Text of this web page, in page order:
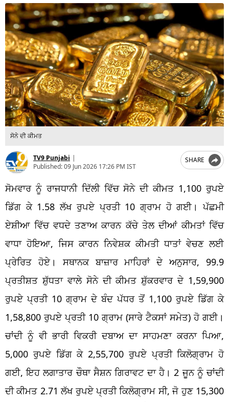
ਸੋਨੇ ਦੀ ਕੀਮਤ
TV9 Punjabi |
Published:09 Jun 2026 17:26 PM IST
SHARE
ਸੋਮਵਾਰ ਨੂੰ ਰਾਜਧਾਨੀ ਦਿੱਲੀ ਵਿੱਚ ਸੋਨੇ ਦੀ ਕੀਮਤ 1,100 ਰੁਪਏ
ਡਿੱਗ ਕੇ 1.58 ਲੱਖ ਰੁਪਏ ਪ੍ਰਤੀ 10 ਗ੍ਰਾਮ ਹੋ ਗਈ। ਪੱਛਮੀ
ਏਸ਼ੀਆ ਵਿੱਚ ਵਧਦੇ ਤਣਾਅ ਕਾਰਨ ਕੱਚੇ ਤੇਲ ਦੀਆਂ ਕੀਮਤਾਂ ਵਿੱਚ
ਵਾਧਾ ਹੋਇਆ, ਜਿਸ ਕਾਰਨ ਨਿਵੇਸ਼ਕ ਕੀਮਤੀ ਧਾਤਾਂ ਵੇਚਣ ਲਈ
ਪ੍ਰੇਰਿਤ ਹੋਏ। ਸਥਾਨਕ ਬਾਜ਼ਾਰ ਮਾਹਿਰਾਂ ਦੇ ਅਨੁਸਾਰ, 99.9
ਪ੍ਰਤੀਸ਼ਤ ਸ਼ੁੱਧਤਾ ਵਾਲੇ ਸੋਨੇ ਦੀ ਕੀਮਤ ਸ਼ੁੱਕਰਵਾਰ ਦੇ 1,59,900
ਰੁਪਏ ਪ੍ਰਤੀ 10 ਗ੍ਰਾਮ ਦੇ ਬੰਦ ਪੱਧਰ ਤੋਂ 1,100 ਰੁਪਏ ਡਿੱਗ ਕੇ
1,58,800 ਰੁਪਏ ਪ੍ਰਤੀ 10 ਗ੍ਰਾਮ (ਸਾਰੇ ਟੈਕਸਾਂ ਸਮੇਤ) ਹੋ ਗਈ।
ਚਾਂਦੀ ਨੂੰ ਵੀ ਭਾਰੀ ਵਿਕਰੀ ਦਬਾਅ ਦਾ ਸਾਹਮਣਾ ਕਰਨਾ ਪਿਆ,
5,000 ਰੁਪਏ ਡਿੱਗ ਕੇ 2,55,700 ਰੁਪਏ ਪ੍ਰਤੀ ਕਿਲੋਗ੍ਰਾਮ ਹੋ
ਗਈ, ਇਹ ਲਗਾਤਾਰ ਚੌਥਾ ਸੈਸ਼ਨ ਗਿਰਾਵਟ ਦਾ ਹੈ। 2 ਜੂਨ ਨੂੰ ਚਾਂਦੀ
ਦੀ ਕੀਮਤ 2.71 ਲੱਖ ਰੁਪਏ ਪ੍ਰਤੀ ਕਿਲੋਗ੍ਰਾਮ ਸੀ, ਜੋ ਹੁਣ 15,300